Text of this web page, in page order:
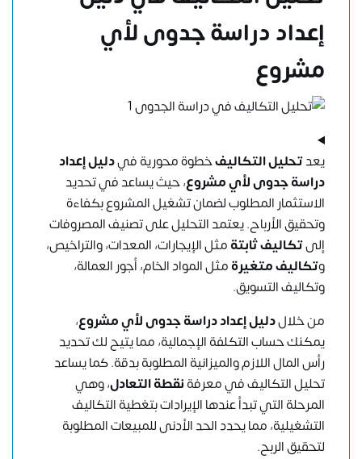
إعداد دراسة جدوى لأي
مشروع
يعدتحليل التكاليفخطوة محورية فيدليل إعداد
دراسة جدوى لأي مشروع، حيث يساعد في تحديد
الاستثمار المطلوب لضمان تشغيل المشروع بكفاءة
وتحقيق الأرباح. يعتمد التحليل على تصنيف المصروفات
إلىتكاليف ثابتةمثل الإيجارات، المعدات، والتراخيص،
وتكاليف متغيرةمثل المواد الخام، أجور العمالة،
وتكاليف التسويق.
من خلالدليل إعداد دراسة جدوى لأي مشروع،
يمكنك حساب التكلفة الإجمالية، مما يتيح لك تحديد
رأس المال اللازم والميزانية المطلوبة بدقة. كما يساعد
تحليل التكاليف في معرفةنقطة التعادل، وهي
المرحلة التي تبدأ عندها الإيرادات بتغطية التكاليف
التشغيلية، مما يحدد الحد الأدنى للمبيعات المطلوبة
لتحقيق الربح.